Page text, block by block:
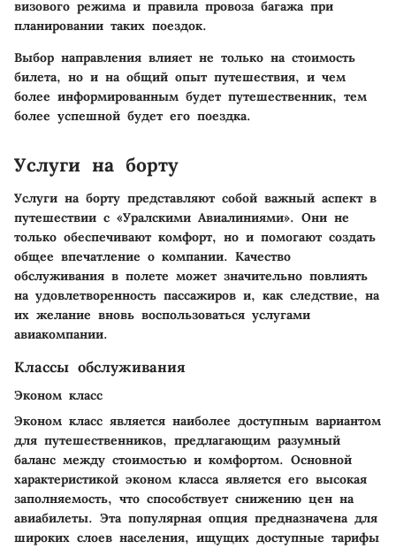
визового режима и правила провоза багажа при
планировании таких поездок.
Выбор направления влияет не только на стоимость
билета, но и на общий опыт путешествия, и чем
более информированным будет путешественник, тем
более успешной будет его поездка.
Услуги на борту
Услуги на борту представляют собой важный аспект в
путешествии с «Уралскими Авиалиниями». Они не
только обеспечивают комфорт, но и помогают создать
общее впечатление о компании. Качество
обслуживания в полете может значительно повлиять
на удовлетворенность пассажиров и, как следствие, на
их желание вновь воспользоваться услугами
авиакомпании.
Классы обслуживания
Эконом класс
Эконом класс является наиболее доступным вариантом
для путешественников, предлагающим разумный
баланс между стоимостью и комфортом. Основной
характеристикой эконом класса является его высокая
заполняемость, что способствует снижению цен на
авиабилеты. Эта популярная опция предназначена для
широких слоев населения, ищущих доступные тарифы